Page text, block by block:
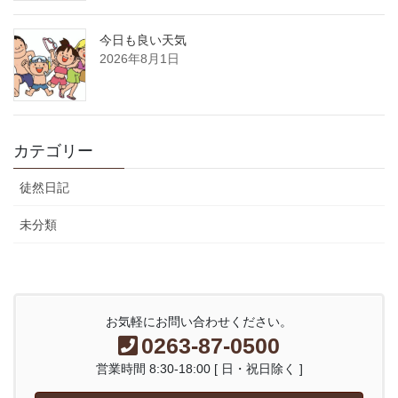
今日も良い天気
2026年8月1日
カテゴリー
徒然日記
未分類
お気軽にお問い合わせください。
0263-87-0500
営業時間 8:30-18:00 [ 日・祝日除く ]